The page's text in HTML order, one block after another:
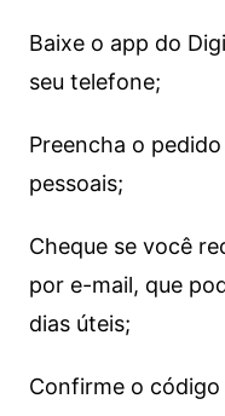
Baixe o app do
seu telefone;
Preencha o
pessoais;
Cheque se você
por e-mail, que
dias úteis;
Confirme o código